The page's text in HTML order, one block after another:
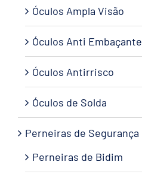
Óculos Ampla Visão
Óculos Anti Embaçante
Óculos Antirrisco
Óculos de Solda
Perneiras de Segurança
Perneiras de Bidim